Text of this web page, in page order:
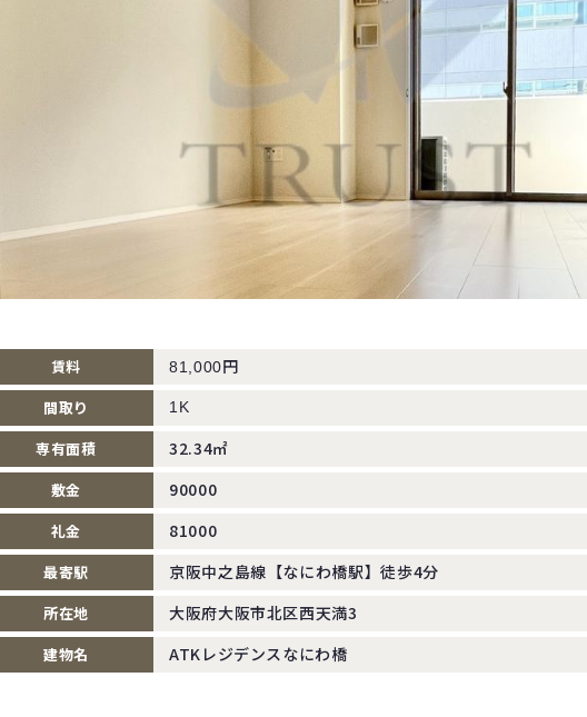
賃料 81,000円
間取り 1K
専有面積 32.34㎡
敷金 90000
礼金 81000
最寄駅 京阪中之島線【なにわ橋駅】徒歩4分
所在地 大阪府大阪市北区西天満3
建物名 ATKレジデンスなにわ橋